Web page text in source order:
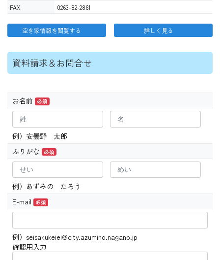
FAX
0263-82-2861
空き家情報を閲覧する 詳しく見る
資料請求＆お問合せ
お名前 必須
例）安曇野 太郎
ふりがな
必須
例）あずみの たろう
E-mail
必須
例）seisakukeiei@city.azumino.nagano.jp
確認用入力